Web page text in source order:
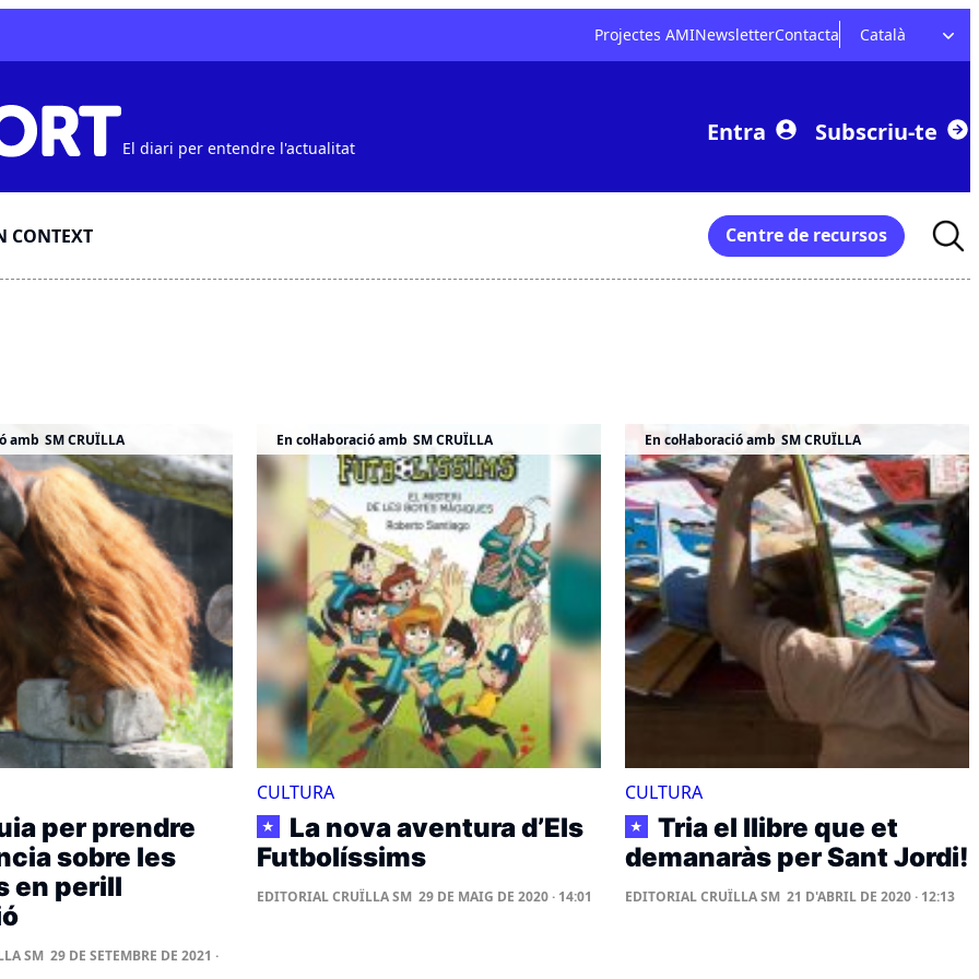
Projectes AMINewsletterContacta Català
El diari per entendre l'actualitat
Entra Subscriu-te
CONTEXT Centre de recursos
for:
amb SM CRUÏLLA
per prendre
sobre les
en perill
SM 29 DE SETEMBRE DE 2021 ·
En col·laboració amb SM CRUÏLLA
CULTURA
★
La nova aventura d’Els
Futbolíssims
EDITORIAL CRUÏLLA SM 29 DE MAIG DE 2020 · 14:01
En col·laboració amb SM CRUÏLLA
CULTURA
★
Tria el llibre que et
demanaràs per Sant Jordi!
EDITORIAL CRUÏLLA SM 21 D'ABRIL DE 2020 · 12:13